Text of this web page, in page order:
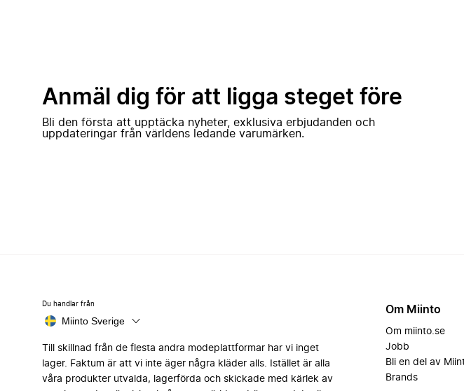
Anmäl dig för att ligga steget före
Bli den första att upptäcka nyheter, exklusiva erbjudanden och
uppdateringar från världens ledande varumärken.
Du handlar från
Miinto Sverige
Till skillnad från de flesta andra modeplattformar har vi inget
lager. Faktum är att vi inte äger några kläder alls. Istället är alla
våra produkter utvalda, lagerförda och skickade med kärlek av
Om Miinto
Om miinto.se
Jobb
Bli en del av
Brands